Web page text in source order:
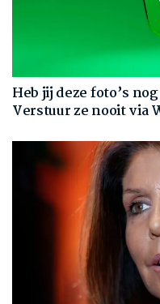
Heb jij deze foto’s
Verstuur ze nooit via